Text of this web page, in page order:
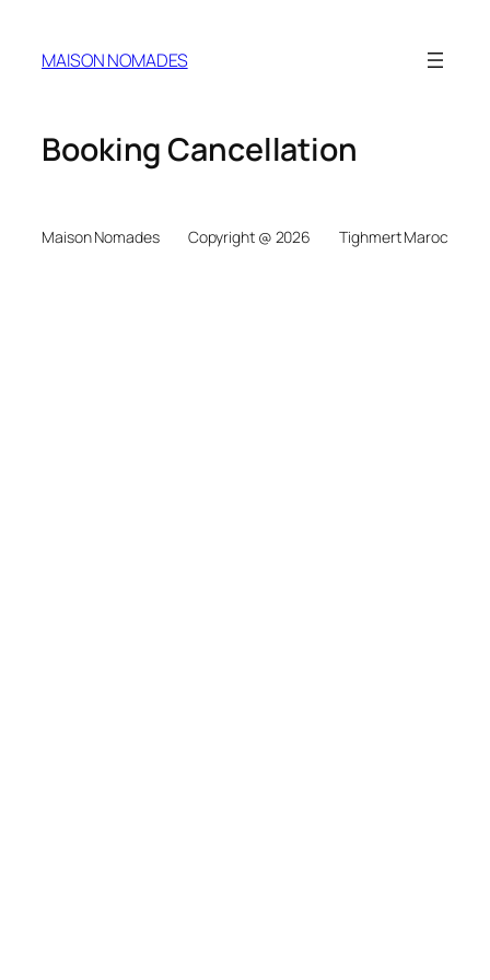
MAISON NOMADES
Booking Cancellation
Maison Nomades Copyright @ 2026 Tighmert Maroc